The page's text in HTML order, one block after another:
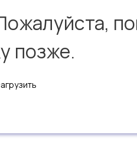
позже.